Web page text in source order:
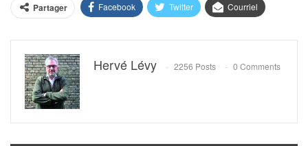
Partager Facebook Twitter Courriel
Hervé Lévy 2256 Posts 0 Comments